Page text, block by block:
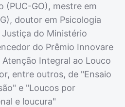
(PUC-GO), mestre em
doutor em Psicologia
do Ministério
do Prêmio Innovare
Integral ao Louco
entre outros, de "Ensaio
e "Loucos por
e loucura"